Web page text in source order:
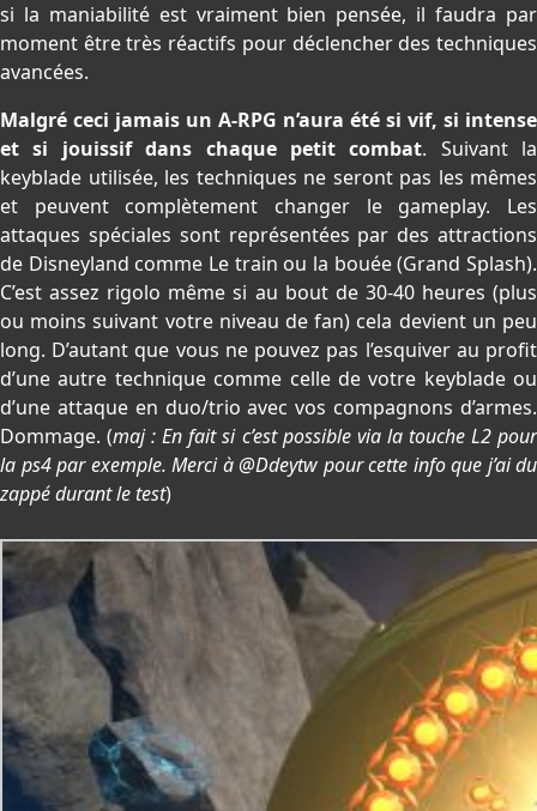
si la maniabilité est vraiment bien pensée, il faudra par
moment être très réactifs pour déclencher des techniques
avancées.
Malgré ceci jamais un A-RPG n’aura été si vif, si intense
et si jouissif dans chaque petit combat. Suivant la
keyblade utilisée, les techniques ne seront pas les mêmes
et peuvent complètement changer le gameplay. Les
attaques spéciales sont représentées par des attractions
de Disneyland comme Le train ou la bouée (Grand Splash).
C’est assez rigolo même si au bout de 30-40 heures (plus
ou moins suivant votre niveau de fan) cela devient un peu
long. D’autant que vous ne pouvez pas l’esquiver au profit
d’une autre technique comme celle de votre keyblade ou
d’une attaque en duo/trio avec vos compagnons d’armes.
Dommage. (maj : En fait si c’est possible via la touche L2 pour
la ps4 par exemple. Merci à @Ddeytw pour cette info que j’ai du
zappé durant le test)